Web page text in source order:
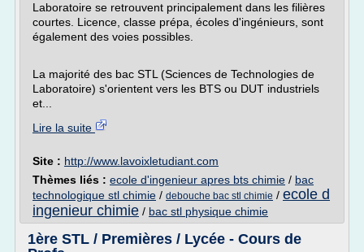
Laboratoire se retrouvent principalement dans les filières
courtes. Licence, classe prépa, écoles d'ingénieurs, sont
également des voies possibles.
La majorité des bac STL (Sciences de Technologies de
Laboratoire) s'orientent vers les BTS ou DUT industriels
et...
Lire la suite
Site : http://www.lavoixletudiant.com
Thèmes liés : ecole d'ingenieur apres bts chimie / bac
technologique stl chimie / debouche bac stl chimie / ecole d
ingenieur chimie / bac stl physique chimie
1ère STL / Premières / Lycée - Cours de